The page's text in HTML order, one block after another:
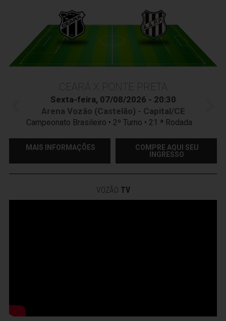
CEARÁ X PONTE PRETA
Sexta-feira, 07/08/2026 - 20:30
Arena Vozão (Castelão) - Capital/CE
Campeonato Brasileiro • 2º Turno • 21 ª Rodada
MAIS INFORMAÇÕES
COMPRE AQUI SEU
INGRESSO
VOZÃO TV